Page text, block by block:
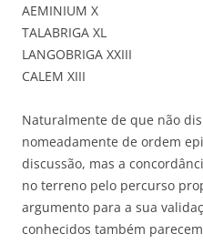
AEMINIUM X
TALABRIGA XL
LANGOBRIGA XXIII
CALEM XIII
Naturalmente de que não
nomeadamente de ordem
discussão, mas a
no terreno pelo percurso
argumento para a sua
conhecidos também